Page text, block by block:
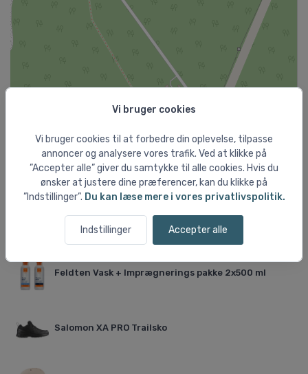
Vi bruger cookies
Vi bruger cookies til at forbedre din oplevelse, tilpasse
annoncer og analysere vores trafik. Ved at klikke på
”Accepter alle” giver du samtykke til alle cookies. Hvis du
ønsker at justere dine præferencer, kan du klikke på
”Indstillinger”. Du kan læse mere i vores privatlivspolitik.
Indstillinger Accepter alle
Leaflet
Aktuelt fra shoppen
Feldten Vask + Imprægnerings pakke 2x500 ml
Salomon XA PRO Trailsko